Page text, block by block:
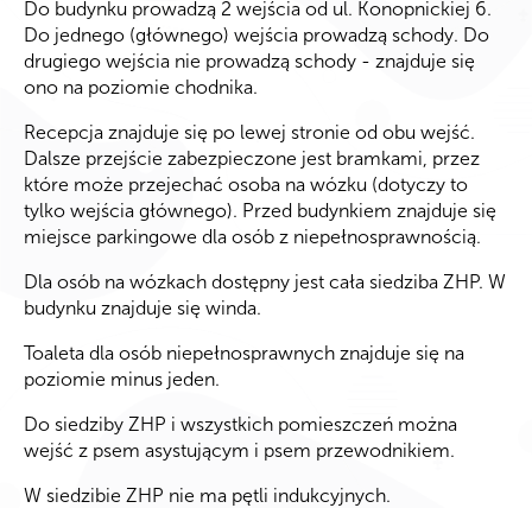
Do budynku prowadzą 2 wejścia od ul. Konopnickiej 6.
Do jednego (głównego) wejścia prowadzą schody. Do
drugiego wejścia nie prowadzą schody - znajduje się
ono na poziomie chodnika.
Recepcja znajduje się po lewej stronie od obu wejść.
Dalsze przejście zabezpieczone jest bramkami, przez
które może przejechać osoba na wózku (dotyczy to
tylko wejścia głównego). Przed budynkiem znajduje się
miejsce parkingowe dla osób z niepełnosprawnością.
Dla osób na wózkach dostępny jest cała siedziba ZHP. W
budynku znajduje się winda.
Toaleta dla osób niepełnosprawnych znajduje się na
poziomie minus jeden.
Do siedziby ZHP i wszystkich pomieszczeń można
wejść z psem asystującym i psem przewodnikiem.
W siedzibie ZHP nie ma pętli indukcyjnych.